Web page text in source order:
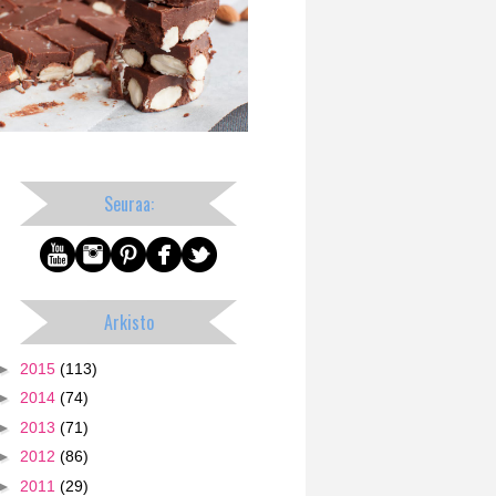
Seuraa:
Arkisto
2015 (113)
2014 (74)
2013 (71)
2012 (86)
2011 (29)